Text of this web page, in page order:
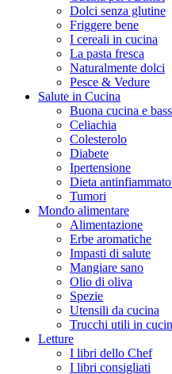
Dolci senza glutine
Friggere bene
I cereali in cucina
La pasta fresca
Naturalmente dolci
Pesce & Vedure
Salute in Cucina
Buona cucina e
Celiachia
Colesterolo
Diabete
Ipertensione
Dieta
Tumori
Mondo alimentare
Alimentazione
Erbe aromatiche
Impasti di salute
Mangiare sano
Olio di oliva
Spezie
Utensili da cucina
Trucchi utili in
Letture
I libri dello Chef
I libri consigliati